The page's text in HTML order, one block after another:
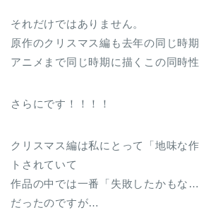
それだけではありません。
原作のクリスマス編も去年の同じ時
アニメまで同じ時期に描くこの同時
さらにです！！！！
クリスマス編は私にとって「地味な
トされていて
作品の中では一番「失敗したかもな
だったのですが…